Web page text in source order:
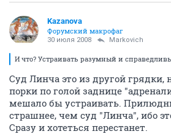
Kazanova
Форумский макрофаг
30 июля 2008 Markovich
И что? Устраивать разумный и
Суд Линча это из другой грядки,
порки по голой заднице
мешало бы устраивать.
страшнее, чем суд "Линча", ибо
Сразу и хотеться перестанет.